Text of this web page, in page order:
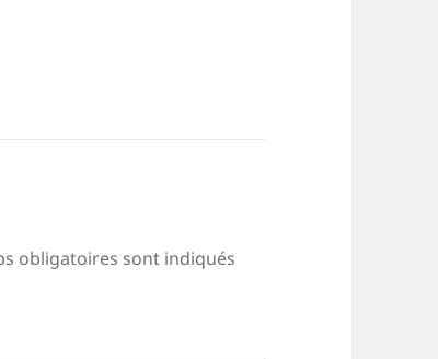
obligatoires sont indiqués